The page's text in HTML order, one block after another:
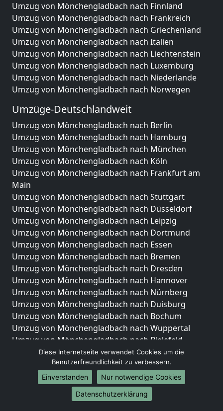
Umzug von Mönchengladbach nach Finnland
Umzug von Mönchengladbach nach Frankreich
Umzug von Mönchengladbach nach Griechenland
Umzug von Mönchengladbach nach Italien
Umzug von Mönchengladbach nach Liechtenstein
Umzug von Mönchengladbach nach Luxemburg
Umzug von Mönchengladbach nach Niederlande
Umzug von Mönchengladbach nach Norwegen
Umzüge-Deutschlandweit
Umzug von Mönchengladbach nach Berlin
Umzug von Mönchengladbach nach Hamburg
Umzug von Mönchengladbach nach München
Umzug von Mönchengladbach nach Köln
Umzug von Mönchengladbach nach Frankfurt am
Main
Umzug von Mönchengladbach nach Stuttgart
Umzug von Mönchengladbach nach Düsseldorf
Umzug von Mönchengladbach nach Leipzig
Umzug von Mönchengladbach nach Dortmund
Umzug von Mönchengladbach nach Essen
Umzug von Mönchengladbach nach Bremen
Umzug von Mönchengladbach nach Dresden
Umzug von Mönchengladbach nach Hannover
Umzug von Mönchengladbach nach Nürnberg
Umzug von Mönchengladbach nach Duisburg
Umzug von Mönchengladbach nach Bochum
Umzug von Mönchengladbach nach Wuppertal
Umzug von Mönchengladbach nach Bielefeld
Umzug von Mönchengladbach nach Bonn
Umzug von Mönchengladbach nach Münster
Internationale-Umzüge
Umzug von Mönchengladbach nach Brasilien
Diese Internetseite verwendet Cookies um die
Benutzerfreundlichkeit zu verbessern.
Einverstanden
Nur notwendige Cookies
Datenschutzerklärung